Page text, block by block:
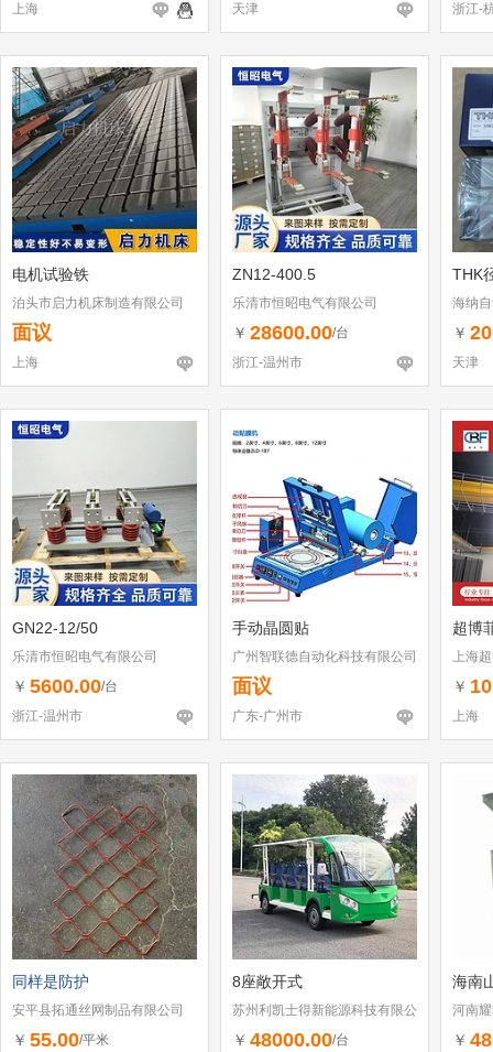
上海
天津
浙江-
电机试验铁
泊头市启力机床制造有限公司
面议
上海
ZN12-400.5
乐清市恒昭电气有限公司
￥ 28600.00/台
浙江-温州市
THK
海纳
司
￥
天津
GN22-12/50
乐清市恒昭电气有限公司
￥ 5600.00/台
浙江-温州市
手动晶圆贴
广州智联德自动化科技有限公司
面议
广东-广州市
超博
上海
￥
上海
同样是防护
安平县拓通丝网制品有限公司
￥ 55.00/平米
8座敞开式
苏州利凯士得新能源科技有限公
司
￥ 48000.00/台
海南
河南
￥